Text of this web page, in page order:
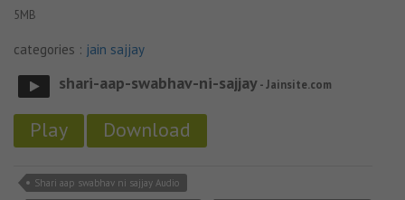
5MB
categories : jain sajjay
shari-aap-swabhav-ni-sajjay- Jainsite.com
Play Download
Shari aap swabhav ni sajjay Audio